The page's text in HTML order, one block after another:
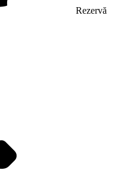
Rezervă